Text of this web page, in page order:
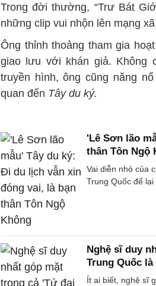
Trong đời thường, “Trư Bát
những clip vui nhộn lên mạng
Ông thỉnh thoảng tham gia
giao lưu với khán giả. Không
truyền hình, ông cũng năng
quan đến Tây du ký.
'Lê Sơn lão
thân Tôn Ngộ
Vai diễn nhỏ của
Trung Quốc để
Nghệ sĩ duy
Trung Quốc là
Ít ai biết, nghệ sĩ